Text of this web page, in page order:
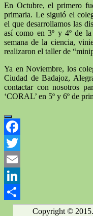
En Octubre, el primero
primaria. Le siguió el
el que desarrollamos las
así como en 3º y 4º de
semana de la ciencia,
realizaron el taller de
Ya en Noviembre, los
Ciudad de Badajoz,
contactar con nosotros
‘CORAL’ en 5º y 6º de
Facebook
Twitter
Email
LinkedIn
CompartirCopyright © 2015.